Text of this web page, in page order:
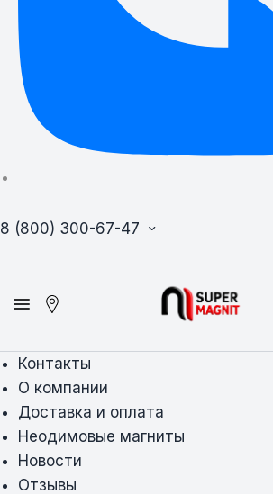
8 (800) 300-67-47
Контакты
О компании
Доставка и оплата
Неодимовые магниты
Новости
Отзывы